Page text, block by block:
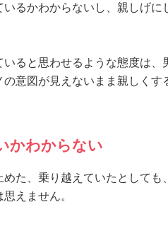
いるかわからないし、親しげ
いると思わせるような態度は
意図が見えないまま親しくす
かわからない
めた、乗り越えていたとして
えません。